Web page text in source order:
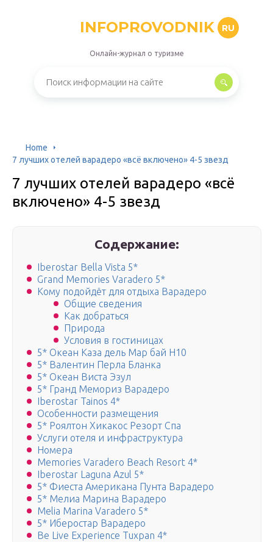
INFOPROVODNIK RU
Онлайн-журнал о туризме
Home
7 лучших отелей варадеро «всё включено» 4-5 звезд
7 лучших отелей варадеро «всё
включено» 4-5 звезд
Содержание:
Iberostar Bella Vista 5*
Grand Memories Varadero 5*
Кому подойдёт для отдыха Варадеро
Общие сведения
Как добраться
Природа
Условия в гостиницах
5* Океан Каза дель Мар бай Н10
5* Валентин Перла Бланка
5* Океан Виста Эзул
5* Гранд Мемориз Варадеро
Iberostar Tainos 4*
Особенности размещения
5* Роялтон Хикакос Резорт Спа
Услуги отеля и инфраструктура
Номера
Memories Varadero Beach Resort 4*
Iberostar Laguna Azul 5*
5* Фиеста Американа Пунта Варадеро
5* Мелиа Марина Варадеро
Melia Marina Varadero 5*
5* Иберостар Варадеро
Be Live Experience Tuxpan 4*